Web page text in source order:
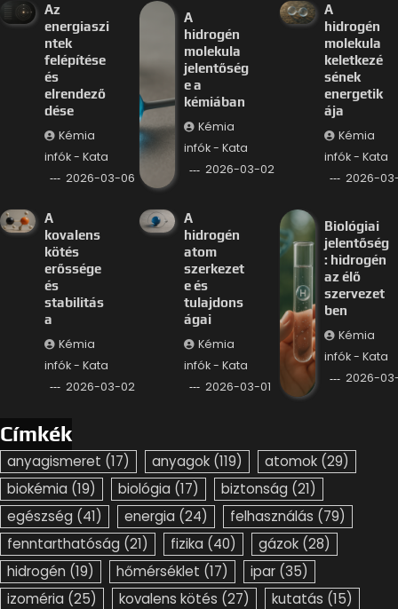
Az
energiaszi
ntek
felépítése
és
elrendező
dése
Kémia
infók - Kata
2026-03-06
A
hidrogén
molekula
jelentőség
e a
kémiában
Kémia
infók - Kata
2026-03-02
A
hidrogén
molekula
keletkezé
sének
energetik
ája
Kémia
infók - Kata
2026-
A
kovalens
kötés
erőssége
és
stabilitás
a
Kémia
infók - Kata
2026-03-02
A
hidrogén
atom
szerkezet
e és
tulajdons
ágai
Kémia
infók - Kata
2026-03-01
Biológiai
jelentőség
: hidrogén
az élő
szervezet
ben
Kémia
infók - Kata
2026-
Címkék
anyagismeret (17) anyagok (119) atomok (29)
biokémia (19) biológia (17) biztonság (21)
egészség (41) energia (24) felhasználás (79)
fenntarthatóság (21) fizika (40) gázok (28)
hidrogén (19) hőmérséklet (17) ipar (35)
izoméria (25) kovalens kötés (27) kutatás (15)